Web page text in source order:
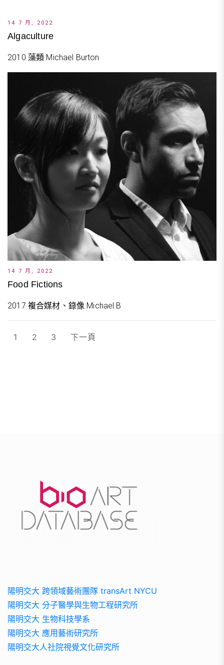
14 7 月, 2022
Algaculture
2010 藻類 Michael Burton
14 7 月, 2022
Food Fictions
2017 複合媒材、錄像 Michael B
文
1 2 3 下一頁
陽明交大 跨領域藝術團隊 transArt NYCU
陽明交大 分子醫學與生物工程研究所
陽明交大 生物科技學系
陽明交大 應用藝術研究所
陽明交大人社院視覺文化研究所